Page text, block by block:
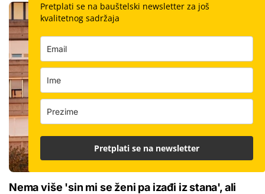
Nema više 'sin mi se ženi pa izađi iz stana', ali
Pretplati se na bauštelski newsletter za još
kvalitetnog sadržaja
Pretplati se na newsletter